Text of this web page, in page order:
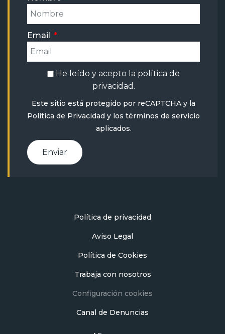
Email
He leído y acepto la política de
privacidad .
Este sitio está protegido por reCAPTCHA y la
Política de Privacidad y los términos de servicio
aplicados.
Enviar
Política de privacidad
Aviso Legal
Política de Cookies
Trabaja con nosotros
Configuración cookies
Canal de Denuncias